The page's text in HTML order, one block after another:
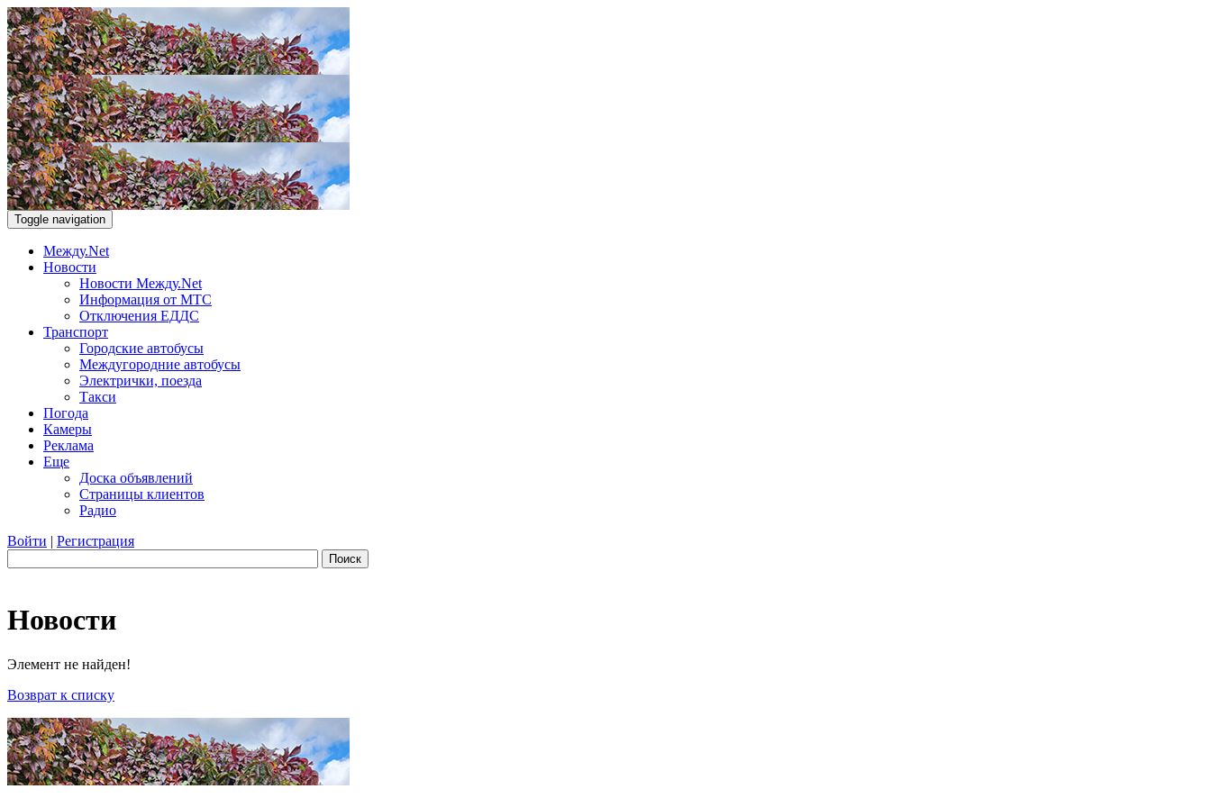
Toggle navigation
Между.Net
Новости
Новости Между.Net
Информация от МТС
Отключения ЕДДС
Транспорт
Городские автобусы
Междугородние автобусы
Электрички, поезда
Такси
Погода
Камеры
Реклама
Еще
Доска объявлений
Страницы клиентов
Радио
Войти | Регистрация
Поиск
Новости
Элемент не найден!
Возврат к списку